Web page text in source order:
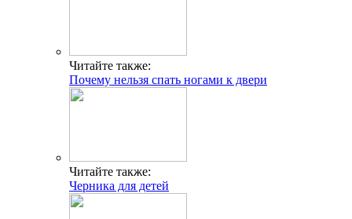
Популярные статьи
Календарь цветения для аллергика
Чем лечить аллергический кашель
Меню при аллергии